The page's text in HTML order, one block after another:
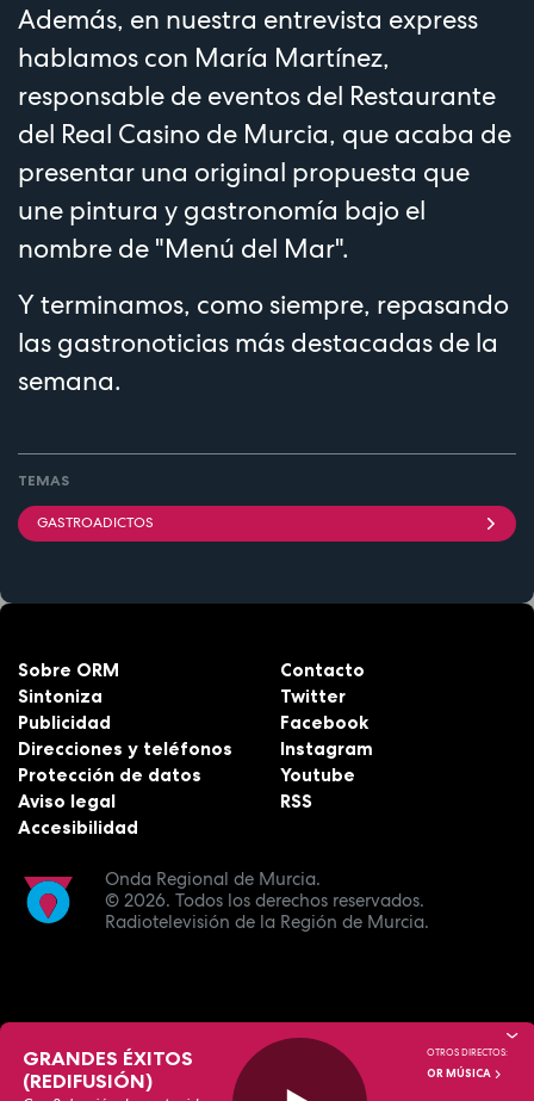
Además, en nuestra entrevista express
hablamos con María Martínez,
responsable de eventos del Restaurante
del Real Casino de Murcia, que acaba de
presentar una original propuesta que
une pintura y gastronomía bajo el
nombre de "Menú del Mar".
Y terminamos, como siempre, repasando
las gastronoticias más destacadas de la
semana.
TEMAS
GASTROADICTOS
Onda Regional de Murcia.
© 2026. Todos los derechos reservados.
Radiotelevisión de la Región de Murcia.
Sobre ORM
Sintoniza
Publicidad
Direcciones y teléfonos
Protección de datos
Aviso legal
Accesibilidad
Contacto
Twitter
Facebook
Instagram
Youtube
RSS
GRANDES ÉXITOS
(REDIFUSIÓN)
OTROS DIRECTOS:
OR MÚSICA